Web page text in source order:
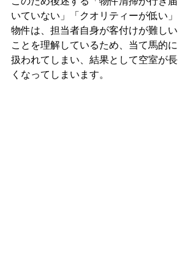
いていない」「クオリティーが低い」
物件は、担当者自身が客付けが難しい
ことを理解しているため、当て馬的に
扱われてしまい、結果として空室が長
くなってしまいます。